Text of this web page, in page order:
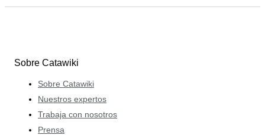
Sobre Catawiki
Sobre Catawiki
Nuestros expertos
Trabaja con nosotros
Prensa